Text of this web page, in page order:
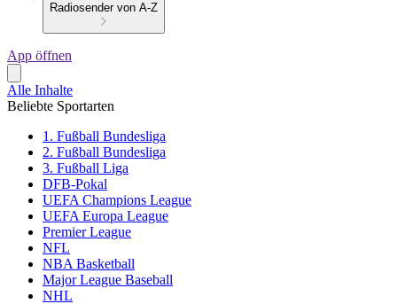
Radiosender von A-Z
App öffnen
Alle Inhalte
Beliebte Sportarten
1. Fußball Bundesliga
2. Fußball Bundesliga
3. Fußball Liga
DFB-Pokal
UEFA Champions League
UEFA Europa League
Premier League
NFL
NBA Basketball
Major League Baseball
NHL